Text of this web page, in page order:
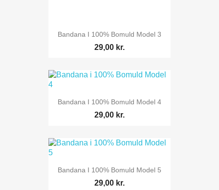
Bandana I 100% Bomuld Model 3
29,00 kr.
Bandana I 100% Bomuld Model 4
29,00 kr.
Bandana I 100% Bomuld Model 5
29,00 kr.